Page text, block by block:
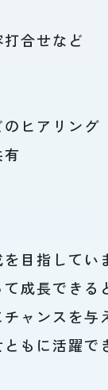
合せなど
ヒアリング
目指してい
成長できる
ャンスを与
もに活躍で